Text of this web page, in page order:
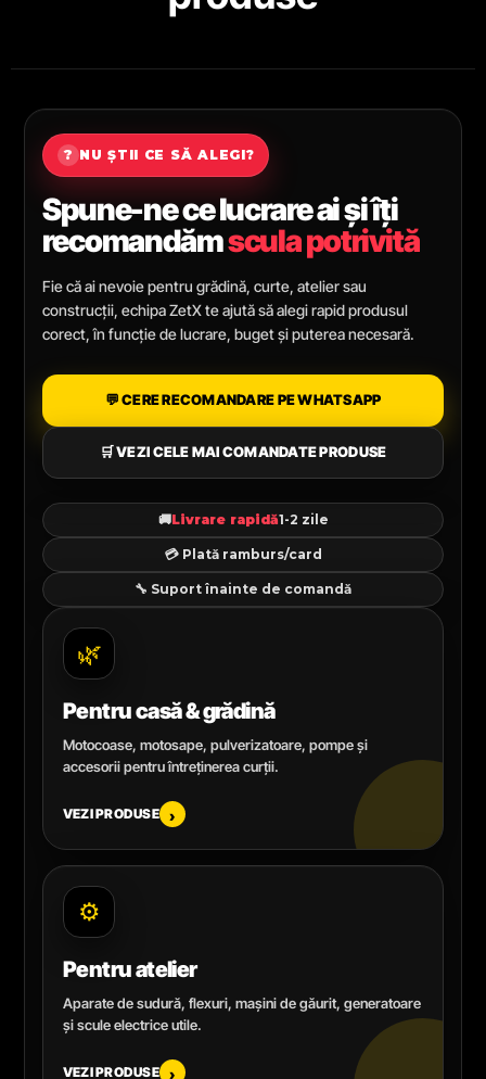
? NU ȘTII CE SĂ ALEGI?
Spune-ne ce lucrare ai și îți
recomandămscula potrivită
Fie că ai nevoie pentru grădină, curte, atelier sau
construcții, echipa ZetX te ajută să alegi rapid produsul
corect, în funcție de lucrare, buget și puterea necesară.
💬 CERE RECOMANDARE PE WHATSAPP
🛒 VEZI CELE MAI COMANDATE PRODUSE
🚚Livrare rapidă1-2 zile
💳 Plată ramburs/card
🔧 Suport înainte de comandă
🌿
Pentru casă & grădină
Motocoase, motosape, pulverizatoare, pompe și
accesorii pentru întreținerea curții.
VEZI PRODUSE ›
⚙️
Pentru atelier
Aparate de sudură, flexuri, mașini de găurit, generatoare
și scule electrice utile.
VEZI PRODUSE ›